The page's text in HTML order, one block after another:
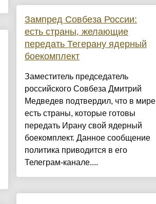
Зампред Совбеза России:
есть страны, желающие
передать Тегерану ядерный
боекомплект
Заместитель председатель
российского Совбеза Дмитрий
Медведев подтвердил, что в мире
есть страны, которые готовы
передать Ирану свой ядерный
боекомплект. Данное сообщение
политика приводится в его
Телеграм-канале....